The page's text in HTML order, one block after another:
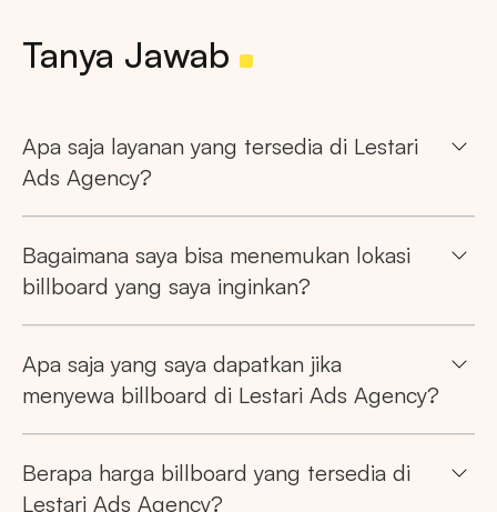
Tanya Jawab
Apa saja layanan yang tersedia di Lestari
Ads Agency?
Bagaimana saya bisa menemukan lokasi
billboard yang saya inginkan?
Apa saja yang saya dapatkan jika
menyewa billboard di Lestari Ads Agency?
Berapa harga billboard yang tersedia di
Lestari Ads Agency?